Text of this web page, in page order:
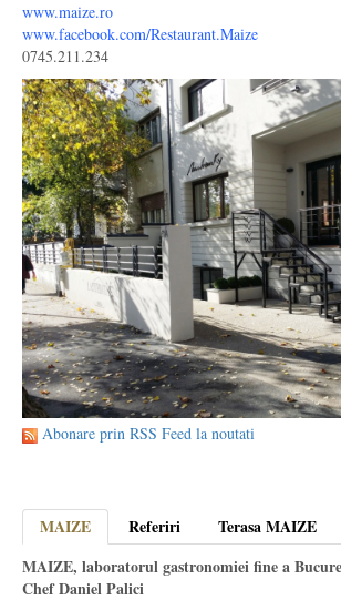
www.maize.ro
www.facebook.com/Restaurant.Maize
0745.211.234
Abonare prin RSS Feed la noutati
MAIZE Referiri
Terasa MAIZE
MAIZE, laboratorul gastronomiei fine a
Chef Daniel Palici